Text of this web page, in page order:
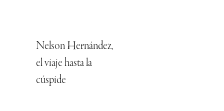
Nelson Hernández,
el viaje hasta la
cúspide